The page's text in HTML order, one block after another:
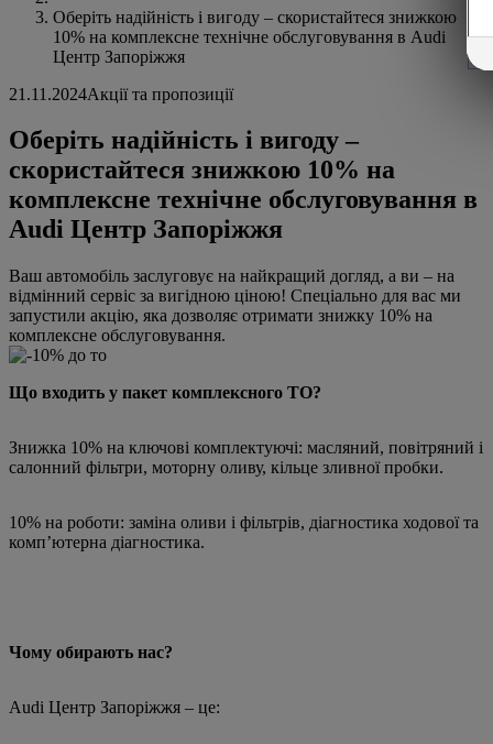
Оберіть надійність і вигоду – скористайтеся знижкою
10% на комплексне технічне обслуговування в Audi
Центр Запоріжжя
21.11.2024Акції та пропозиції
Оберіть надійність і вигоду –
скористайтеся знижкою 10% на
комплексне технічне обслуговування в
Audi Центр Запоріжжя
Ваш автомобіль заслуговує на найкращий догляд, а ви – на
відмінний сервіс за вигідною ціною! Спеціально для вас ми
запустили акцію, яка дозволяє отримати знижку 10% на
комплексне обслуговування.
Що входить у пакет комплексного ТО?
Знижка 10% на ключові комплектуючі: масляний, повітряний і
салонний фільтри, моторну оливу, кільце зливної пробки.
10% на роботи: заміна оливи і фільтрів, діагностика ходової та
комп’ютерна діагностика.
Чому обирають нас?
Audi Центр Запоріжжя – це: